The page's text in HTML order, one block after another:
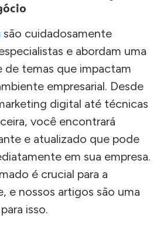
são cuidadosamente
e abordam uma
de temas que impactam
empresarial. Desde
digital até técnicas
você encontrará
e atualizado que pode
em sua empresa.
é crucial para a
e nossos artigos são uma
isso.